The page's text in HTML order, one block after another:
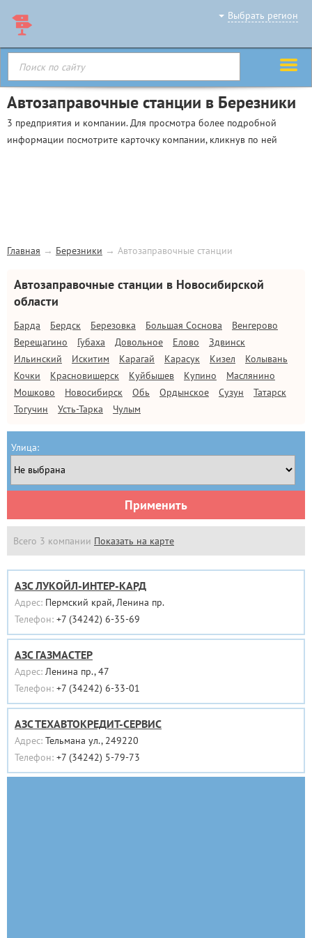
Выбрать регион
Автозаправочные станции в Березники
3 предприятия и компании. Для просмотра более подробной
информации посмотрите карточку компании, кликнув по ней
Главная → Березники → Автозаправочные станции
Автозаправочные станции в Новосибирской
области
Барда Бердск Березовка Большая Соснова
Венгерово
Верещагино
Губаха Довольное Елово
Здвинск
Ильинский
Искитим Карагай Карасук Кизел
Колывань
Кочки
Красновишерск Куйбышев Купино
Маслянино
Мошково
Новосибирск Обь Ордынское Сузун
Татарск
Тогучин
Усть-Тарка Чулым
Улица:
Применить
Всего 3 компании Показать на карте
АЗС ЛУКОЙЛ-ИНТЕР-КАРД
Адрес: Пермский край, Ленина пр.
Телефон: +7 (34242) 6-35-69
АЗС ГАЗМАСТЕР
Адрес: Ленина пр., 47
Телефон: +7 (34242) 6-33-01
АЗС ТЕХАВТОКРЕДИТ-СЕРВИС
Адрес: Тельмана ул., 249220
Телефон: +7 (34242) 5-79-73